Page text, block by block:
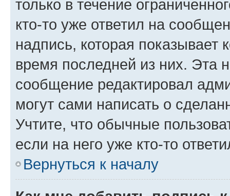
только в течение
кто-то уже ответил на
надпись, которая показывает
время последней из них. Эта
сообщение редактировал
могут сами написать о
Учтите, что обычные
если на него уже кто-то
Вернуться к началу